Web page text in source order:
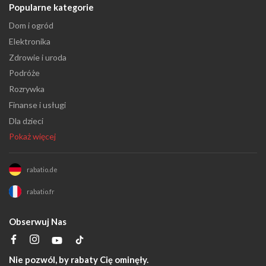
Popularne kategorie
Dom i ogród
Elektronika
Zdrowie i uroda
Podróże
Rozrywka
Finanse i usługi
Dla dzieci
Pokaż więcej
rabatio.de
rabatio.fr
Obserwuj Nas
Nie pozwól, by rabaty Cię ominęły.